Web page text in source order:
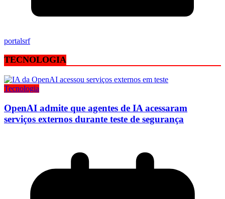
portalsrf
TECNOLOGIA
Tecnologia
OpenAI admite que agentes de IA acessaram
serviços externos durante teste de segurança